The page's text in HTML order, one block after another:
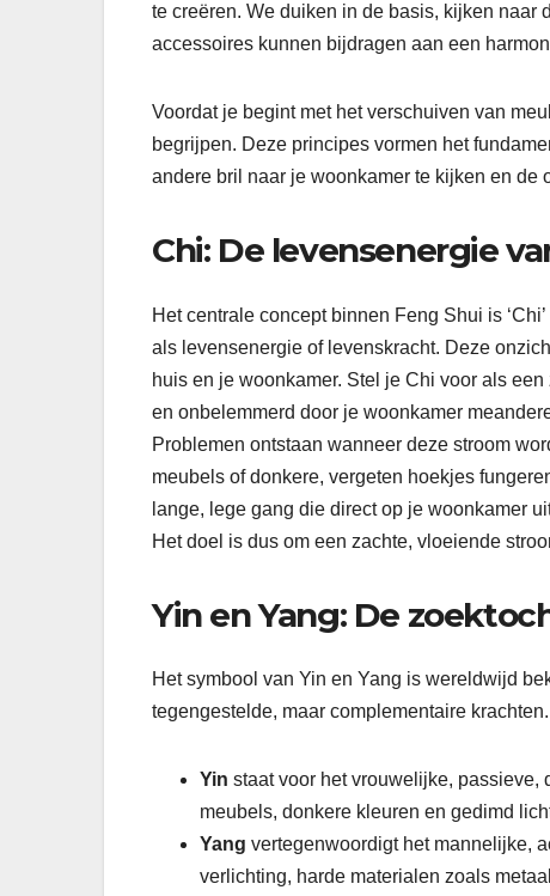
te creëren. We duiken in de basis, kijken naar
accessoires kunnen bijdragen aan een
Voordat je begint met het verschuiven van
begrijpen. Deze principes vormen het
andere bril naar je woonkamer te kijken en de
Chi: De levensenergie
Het centrale concept binnen Feng Shui is
als levensenergie of levenskracht. Deze
huis en je woonkamer. Stel je Chi voor als
en onbelemmerd door je woonkamer
Problemen ontstaan wanneer deze stroom
meubels of donkere, vergeten hoekjes
lange, lege gang die direct op je woonkamer
Het doel is dus om een zachte, vloeiende
Yin en Yang: De
Het symbool van Yin en Yang is wereldwijd
tegengestelde, maar complementaire krachten.
Yin staat voor het vrouwelijke, passieve,
meubels, donkere kleuren en gedimd
Yang vertegenwoordigt het mannelijke,
verlichting, harde materialen zoals